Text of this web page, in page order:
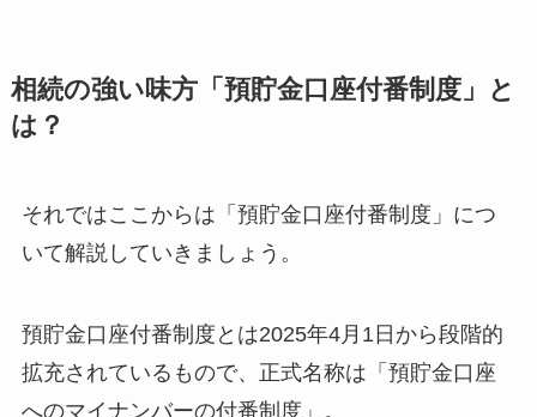
相続の強い味方「預貯金口座付番制度」と
は？
それではここからは「預貯金口座付番制度」につ
いて解説していきましょう。
預貯金口座付番制度とは2025年4月1日から段階的
拡充されているもので、正式名称は「預貯金口座
へのマイナンバーの付番制度」。